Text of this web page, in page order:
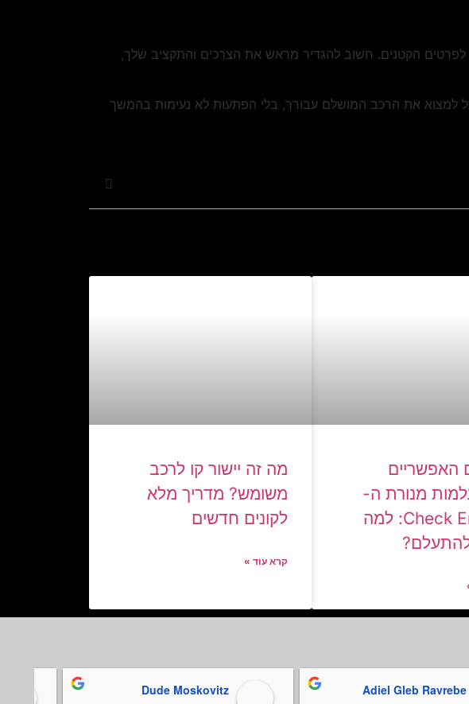
לפרטים הקטנים. חשוב להגדיר מראש את הצרכים והתקציב שלך,
את הרכב המושלם עבורך, בלי הפתעות לא נעימות בהמשך
האפשריים
מנורת ה-
Check Engine: למה
מה זה יישור קו לרכב
משומש? מדריך מלא
לקונים חדשים
קרא עוד »
Adiel Gleb Ravrebe
Dude Moskovitz